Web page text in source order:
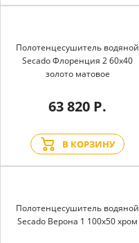
Полотенцесушитель водяной
Secado Флоренция 2 60x40
золото матовое
63 820 Р.
В КОРЗИНУ
Полотенцесушитель водяной
Secado Верона 1 100x50 хром